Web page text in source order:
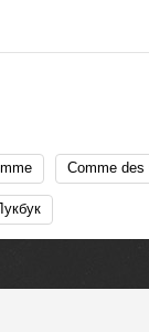
Comme
Лукбук